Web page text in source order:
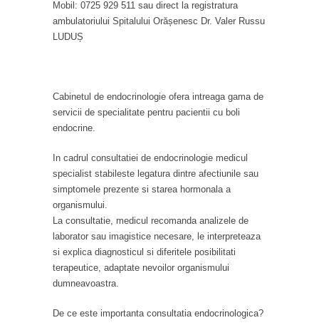
Mobil: 0725 929 511 sau direct la registratura
ambulatoriului Spitalului Orășenesc Dr. Valer Russu
LUDUȘ
Cabinetul de endocrinologie ofera intreaga gama de
servicii de specialitate pentru pacientii cu boli
endocrine.
In cadrul consultatiei de endocrinologie medicul
specialist stabileste legatura dintre afectiunile sau
simptomele prezente si starea hormonala a
organismului.
La consultatie, medicul recomanda analizele de
laborator sau imagistice necesare, le interpreteaza
si explica diagnosticul si diferitele posibilitati
terapeutice, adaptate nevoilor organismului
dumneavoastra.
De ce este importanta consultatia endocrinologica?